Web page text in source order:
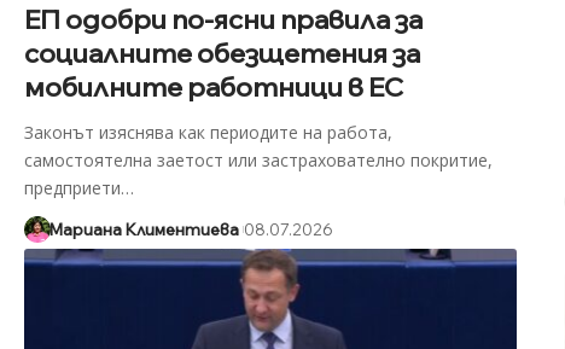
ЕП одобри по-ясни правила за
социалните обезщетения за
мобилните работници в ЕС
Законът изяснява как периодите на работа,
самостоятелна заетост или застрахователно покритие,
предприети…
Мариана Климентиева 08.07.2026